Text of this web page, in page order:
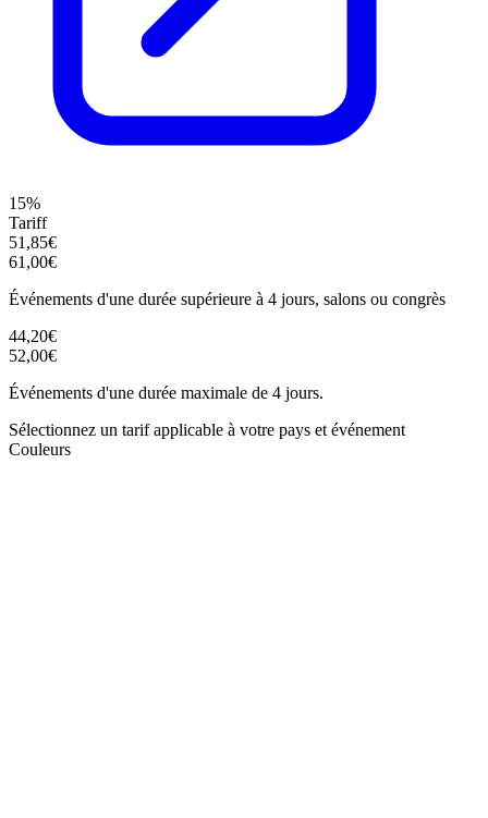
15%
Tariff
51,85€
61,00€
Événements d'une durée supérieure à 4 jours, salons ou congrès
44,20€
52,00€
Événements d'une durée maximale de 4 jours.
Sélectionnez un tarif applicable à votre pays et événement
Couleurs